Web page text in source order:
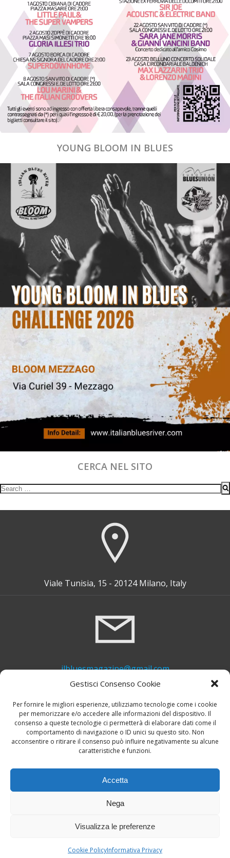
Gestisci Consenso Cookie
Per fornire le migliori esperienze, utilizziamo tecnologie come i cookie
per memorizzare e/o accedere alle informazioni del dispositivo. Il
consenso a queste tecnologie ci permetterà di elaborare dati come il
comportamento di navigazione o ID unici su questo sito. Non
acconsentire o ritirare il consenso può influire negativamente su alcune
caratteristiche e funzioni.
Accetta
Nega
Visualizza le preferenze
Cookie PolicyInformativa Privacy
YOUNG BLOOM IN BLUES
CERCA NEL SITO
Search
Viale Tunisia, 15 - 20124 Milano, Italy
ilbluesmagazine@gmail.com
+39 339 748 6635
© 2026 Il Blues Magazine. Powered by